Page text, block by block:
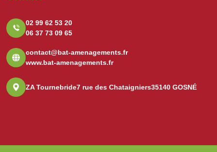
02 99 62 53 20
06 37 73 09 65
contact@bat-amenagements.fr
www.bat-amenagements.fr
ZA Tournebride7 rue des Chataigniers35140 GOSNÉ